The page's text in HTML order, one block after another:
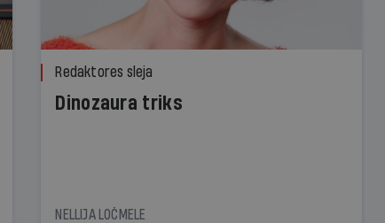
Redaktores sleja
Dinozaura triks
NELLIJA LOČMELE